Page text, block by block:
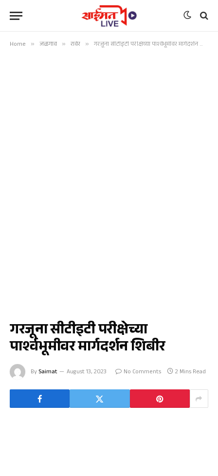
Home » जळगाव » रावेर » गरजूना सीटीइटी परीक्षेच्या पार्श्वभूमीवर मार्गदर्शन शिबीर
गरजूना सीटीइटी परीक्षेच्या
पार्श्वभूमीवर मार्गदर्शन शिबीर
By Saimat August 13, 2023 No Comments 2 Mins Read